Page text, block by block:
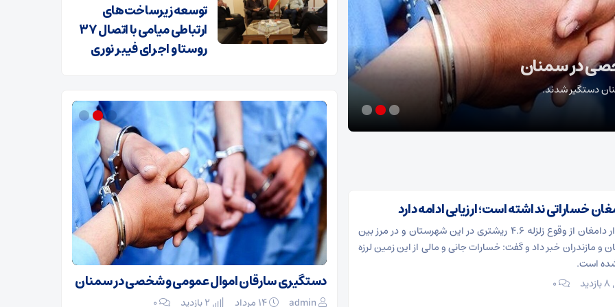
در سمنان
دستگیر شدند.
تکذیب نقل قول منتسب به رهبر انقلاب از سوی
روابط عمومی دفتر رهبر انقلاب اسلامی در اطلاعیه‌ای تأکید کرد: مرجع رسمی انتشار
2 بازدید
۰
خساراتی نداشته است؛ ارزیابی ادامه دارد
دامغان- فرماندار دامغان از وقوع زلزله ۴.۶ ریشتری در این شهرستان و در مرز بین
و مازندران خبر داد و گفت: خسارات جانی و مالی از این زمین لرزه
است.
۰
توسعه زیرساخت‌های
ارتباطی میامی با اتصال ۳۷
روستا و اجرای فیبر نوری
روایت اهدای عضو نوجوان ۱۷ ساله میامی دستگیری سارقان اموال عمومی و شخصی در سمنان
admin ۰